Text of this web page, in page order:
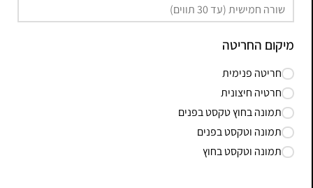
מיקום החריטה
חריטה פנימית
חרטיה חיצונית
תמונה בחוץ טקסט בפנים
תמונה וטקסט בפנים
תמונה וטקסט בחוץ